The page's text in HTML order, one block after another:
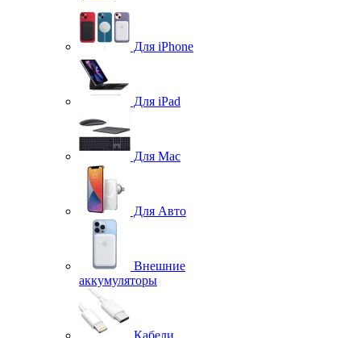
Для iPhone
Для iPad
Для Mac
Для Авто
Внешние
аккумуляторы